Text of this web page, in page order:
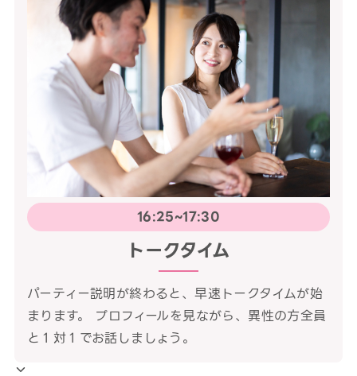
16:25~17:30
トークタイム
パーティー説明が終わると、早速トークタイムが始
まります。 プロフィールを見ながら、異性の方全員
と１対１でお話しましょう。